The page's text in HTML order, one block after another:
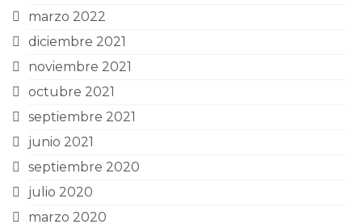
marzo 2022
diciembre 2021
noviembre 2021
octubre 2021
septiembre 2021
junio 2021
septiembre 2020
julio 2020
marzo 2020